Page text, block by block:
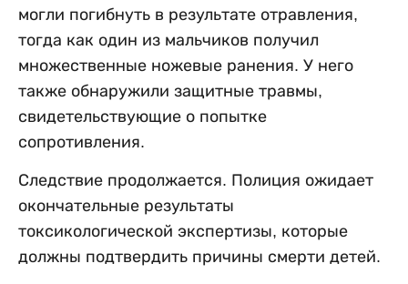
могли погибнуть в результате отравления,
тогда как один из мальчиков получил
множественные ножевые ранения. У него
также обнаружили защитные травмы,
свидетельствующие о попытке
сопротивления.
Следствие продолжается. Полиция ожидает
окончательные результаты
токсикологической экспертизы, которые
должны подтвердить причины смерти детей.